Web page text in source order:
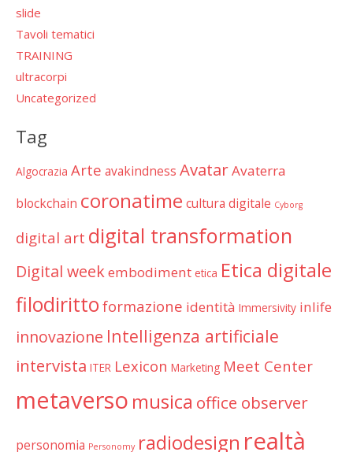
slide
Tavoli tematici
TRAINING
ultracorpi
Uncategorized
Tag
Algocrazia Arte avakindness AvatarAvaterra
blockchain coronatime cultura digitale Cyborg
digital art digital transformation
Digital weekembodiment etica Etica digitale
filodiritto formazione identità Immersivity inlife
innovazione Intelligenza artificiale
intervista ITER Lexicon Marketing Meet Center
metaverso musica office observer
personomia Personomy radiodesign realtà